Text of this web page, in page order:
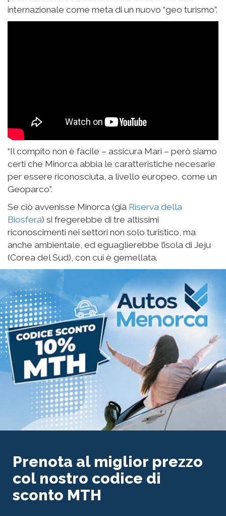
internazionale come meta di un nuovo “geo turismo”.
“Il compito non è facile – assicura Mari – però siamo
certi che Minorca abbia le caratteristiche necesarie
per essere riconosciuta, a livello europeo, come un
Geoparco”.
Se ciò avvenisse Minorca (già Riserva della
Biosfera) si fregerebbe di tre altissimi
riconoscimenti nei settori non solo turistico, ma
anche ambientale, ed eguaglierebbe l’isola di Jeju
(Corea del Sud), con cui è gemellata.
Prenota al miglior prezzo
col nostro codice di
sconto MTH